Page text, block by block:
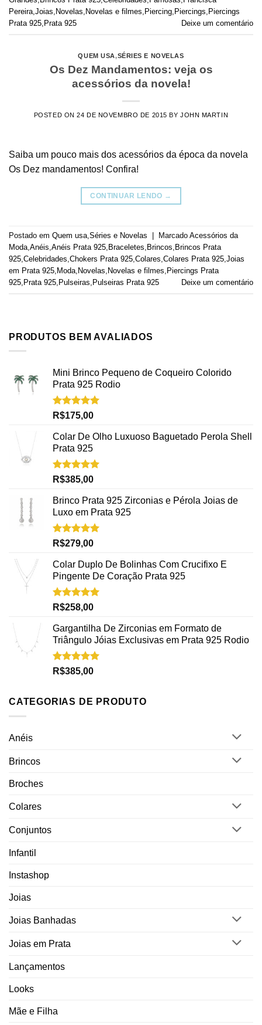
Pereira,Joias, Novelas, Novelas e filmes, Piercing, Piercings, Piercings
Prata 925, Prata 925 Deixe um comentário
QUEM USA,SÉRIES E NOVELAS
Os Dez Mandamentos: veja os
acessórios da novela!
POSTED ON24 DE NOVEMBRO DE 2015 BY JOHN MARTIN
Saiba um pouco mais dos acessórios da época da novela
Os Dez mandamentos! Confira!
CONTINUAR LENDO →
Postado em Quem usa,Séries e Novelas Marcado Acessórios da
Moda,Anéis,Anéis Prata 925, Braceletes, Brincos, Brincos Prata
925,Celebridades,Chokers Prata 925,Colares,Colares Prata 925,Joias
em Prata 925, Moda, Novelas, Novelas e filmes, Piercings Prata
925, Prata 925, Pulseiras, Pulseiras Prata 925 Deixe um comentário
PRODUTOS BEM AVALIADOS
Mini Brinco Pequeno de Coqueiro Colorido
Prata 925 Rodio
Avaliação
R$175,00
Colar De Olho Luxuoso Baguetado Perola Shell
Prata 925
Avaliação
R$385,00
Brinco Prata 925 Zirconias e Pérola Joias de
Luxo em Prata 925
Avaliação
R$279,00
Colar Duplo De Bolinhas Com Crucifixo E
Pingente De Coração Prata 925
Avaliação
R$258,00
Gargantilha De Zirconias em Formato de
Triângulo Jóias Exclusivas em Prata 925 Rodio
Avaliação
R$385,00
CATEGORIAS DE PRODUTO
Anéis
Brincos
Broches
Colares
Conjuntos
Infantil
Instashop
Joias
Joias Banhadas
Joias em Prata
Lançamentos
Looks
Mãe e Filha